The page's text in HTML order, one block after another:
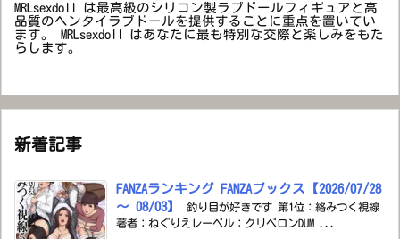
MRLsexdoll は最高級のシリコン製ラブドールフィギュアと高
品質のヘンタイラブドールを提供することに重点を置いてい
ます。 MRLsexdoll はあなたに最も特別な交際と楽しみをもた
らします。
新着記事
FANZAランキング FANZAブックス【2026/07/28
～ 08/03】
釣り目が好きです 第1位：絡みつく視線
著者：ねぐりえレーベル：クリベロンDUM ...